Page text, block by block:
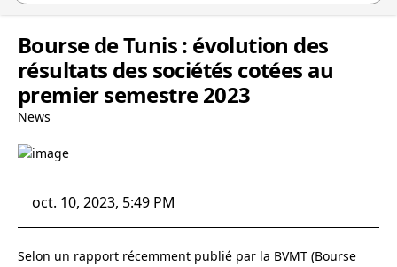
Bourse de Tunis : évolution des
résultats des sociétés cotées au
premier semestre 2023
News
oct. 10, 2023, 5:49 PM
Selon un rapport récemment publié par la BVMT (Bourse